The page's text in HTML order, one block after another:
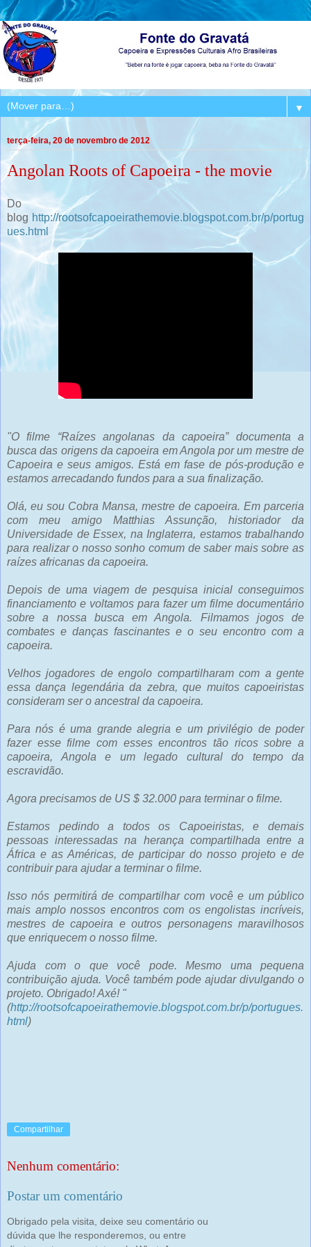
▼
terça-feira, 20 de novembro de 2012
Angolan Roots of Capoeira - the movie
Do
blog http://rootsofcapoeirathemovie.blogspot.com.br/p/portug
ues.html
"O filme “Raízes angolanas da capoeira” documenta a
busca das origens da capoeira em Angola por um mestre de
Capoeira e seus amigos. Está em fase de pós-produção e
estamos arrecadando fundos para a sua finalização.
Olá, eu sou Cobra Mansa, mestre de capoeira. Em parceria
com meu amigo Matthias Assunção, historiador da
Universidade de Essex, na Inglaterra, estamos trabalhando
para realizar o nosso sonho comum de saber mais sobre as
raízes africanas da capoeira.
Depois de uma viagem de pesquisa inicial conseguimos
financiamento e voltamos para fazer um filme documentário
sobre a nossa busca em Angola. Filmamos jogos de
combates e danças fascinantes e o seu encontro com a
capoeira.
Velhos jogadores de engolo compartilharam com a gente
essa dança legendária da zebra, que muitos capoeiristas
consideram ser o ancestral da capoeira.
Para nós é uma grande alegria e um privilégio de poder
fazer esse filme com esses encontros tão ricos sobre a
capoeira, Angola e um legado cultural do tempo da
escravidão.
Agora precisamos de US $ 32.000 para terminar o filme.
Estamos pedindo a todos os Capoeiristas, e demais
pessoas interessadas na herança compartilhada entre a
África e as Américas, de participar do nosso projeto e de
contribuir para ajudar a terminar o filme.
Isso nós permitirá de compartilhar com você e um público
mais amplo nossos encontros com os engolistas incríveis,
mestres de capoeira e outros personagens maravilhosos
que enriquecem o nosso filme.
Ajuda com o que você pode. Mesmo uma pequena
contribuição ajuda. Você também pode ajudar divulgando o
projeto. Obrigado! Axé! "
(http://rootsofcapoeirathemovie.blogspot.com.br/p/portugues.
html)
Compartilhar
Nenhum comentário:
Postar um comentário
Obrigado pela visita, deixe seu comentário ou
dúvida que lhe responderemos, ou entre